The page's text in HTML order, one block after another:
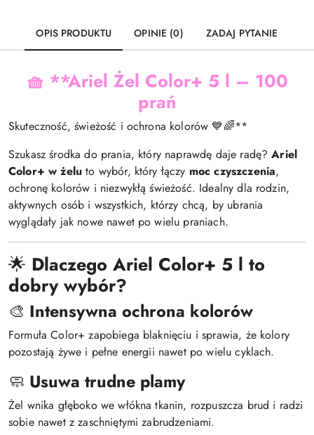
OPIS PRODUKTU OPINIE (0) ZADAJ PYTANIE
🧺 **Ariel Żel Color+ 5 l – 100
prań
Skuteczność, świeżość i ochrona kolorów 💙🌈**
Szukasz środka do prania, który naprawdę daje radę?Ariel
Color+ w żelu to wybór, który łączy moc czyszczenia,
ochronę kolorów i niezwykłą świeżość. Idealny dla rodzin,
aktywnych osób i wszystkich, którzy chcą, by ubrania
wyglądały jak nowe nawet po wielu praniach.
🌟 Dlaczego Ariel Color+ 5 l to
dobry wybór?
🎨 Intensywna ochrona kolorów
Formuła Color+ zapobiega blaknięciu i sprawia, że kolory
pozostają żywe i pełne energii nawet po wielu cyklach.
🧼 Usuwa trudne plamy
Żel wnika głęboko we włókna tkanin, rozpuszcza brud i radzi
sobie nawet z zaschniętymi zabrudzeniami.